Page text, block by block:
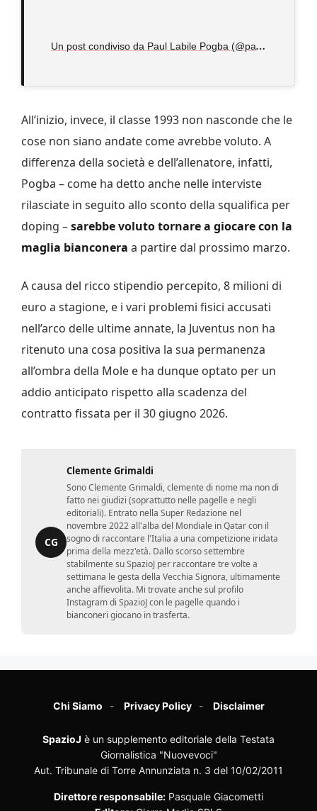
U
n post condiviso da Paul Labile Pogba (@paulpogba)
All’inizio, invece, il classe 1993 non nasconde che le
cose non siano andate come avrebbe voluto. A
differenza della società e dell’allenatore, infatti,
Pogba – come ha detto anche nelle interviste
rilasciate in seguito allo sconto della squalifica per
doping –sarebbe voluto tornare a giocare con la
maglia bianconera a partire dal prossimo marzo.
A causa del ricco stipendio percepito, 8 milioni di
euro a stagione, e i vari problemi fisici accusati
nell’arco delle ultime annate, la Juventus non ha
ritenuto una cosa positiva la sua permanenza
all’ombra della Mole e ha dunque optato per un
addio anticipato rispetto alla scadenza del
contratto fissata per il 30 giugno 2026.
CG
Clemente Grimaldi
Sono Clemente Grimaldi, clemente di nome ma non di
fatto nei giudizi (soprattutto nelle pagelle e negli
editoriali). Entrato nella Super Redazione nel
novembre 2022 all'alba del Mondiale in Qatar con il
sogno di raccontare l'Italia a una competizione iridata
prima della mezz'età. Dallo scorso settembre
stabilmente su SpazioJ per raccontare tre volte a
settimana le gesta della Vecchia Signora, ultimamente
anche affievolita. Mi trovate anche sul profilo
Instagram di SpazioJ con le pagelle quando i
bianconeri giocano in trasferta.
Chi Siamo Privacy Policy Disclaimer
SpazioJ è un supplemento editoriale della Testata
Giornalistica "Nuovevoci"
Aut. Tribunale di Torre Annunziata n. 3 del 10/02/2011
Direttore responsabile: Pasquale Giacometti